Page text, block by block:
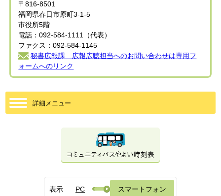
〒816-8501
福岡県春日市原町3-1-5
市役所5階
電話：092-584-1111（代表）
ファクス：092-584-1145
秘書広報課 広報広聴担当へのお問い合わせは専用フ
ォームへのリンク
詳細メニュー
表示 PC スマートフォン